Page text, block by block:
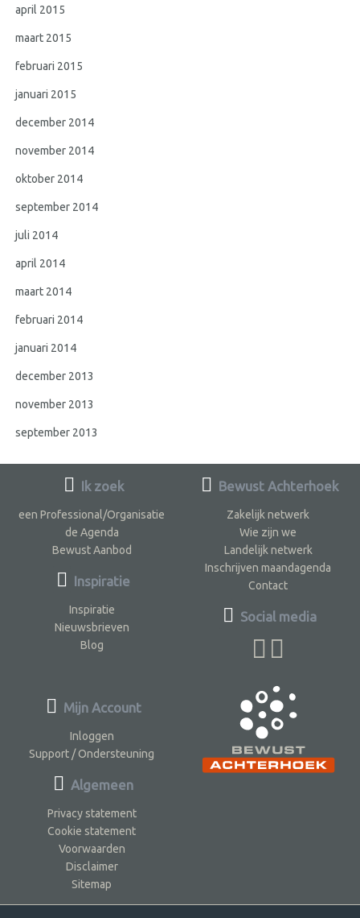
april 2015
maart 2015
februari 2015
januari 2015
december 2014
november 2014
oktober 2014
september 2014
juli 2014
april 2014
maart 2014
februari 2014
januari 2014
december 2013
november 2013
september 2013
Ik zoek
een Professional/Organisatie
de Agenda
Bewust Aanbod
Inspiratie
Inspiratie
Nieuwsbrieven
Blog
Bewust Achterhoek
Zakelijk netwerk
Wie zijn we
Landelijk netwerk
Inschrijven maandagenda
Contact
Social media
Mijn Account
Inloggen
Support / Ondersteuning
Algemeen
Privacy statement
Cookie statement
Voorwaarden
Disclaimer
Sitemap